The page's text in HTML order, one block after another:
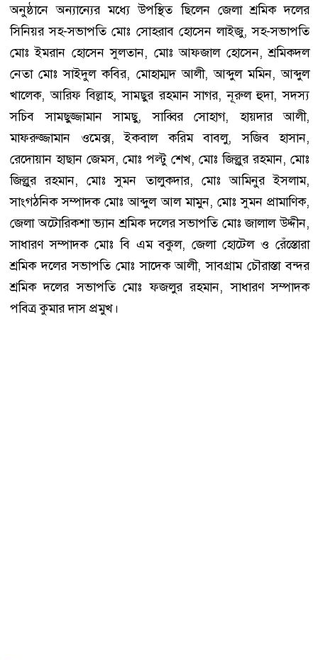
অনুষ্ঠানে অন্যান্যের মধ্যে উপস্থিত ছিলেন জেলা শ্রমিক দলের
সিনিয়র সহ-সভাপতি মোঃ সোহরাব হোসেন লাইজু, সহ-সভাপতি
মোঃ ইমরান হোসেন সুলতান, মোঃ আফজাল হোসেন, শ্রমিকদল
নেতা মোঃ সাইদুল কবির, মোহাম্মদ আলী, আব্দুল মমিন, আব্দুল
খালেক, আরিফ বিল্লাহ, সামছুর রহমান সাগর, নূরুল হুদা, সদস্য
সচিব সামছুজ্জামান সামছু, সাব্বির সোহাগ, হায়দার আলী,
মাফরুজ্জামান ওমেক্স, ইকবাল করিম বাবলু, সজিব হাসান,
রেদোয়ান হাছান জেমস, মোঃ পল্টু শেখ, মোঃ জিল্লুর রহমান, মোঃ
জিল্লুর রহমান, মোঃ সুমন তালুকদার, মোঃ আমিনুর ইসলাম,
সাংগঠনিক সম্পাদক মোঃ আব্দুল আল মামুন, মোঃ সুমন প্রামাণিক,
জেলা অটোরিকশা ভ্যান শ্রমিক দলের সভাপতি মোঃ জালাল উদ্দীন,
সাধারণ সম্পাদক মোঃ বি এম বকুল, জেলা হোটেল ও রেঁস্তোরা
শ্রমিক দলের সভাপতি মোঃ সাদেক আলী, সাবগ্রাম চৌরাস্তা বন্দর
শ্রমিক দলের সভাপতি মোঃ ফজলুর রহমান, সাধারণ সম্পাদক
পবিত্র কুমার দাস প্রমুখ।